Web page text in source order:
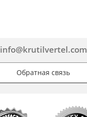
info@krutilvertel.com
Обратная связь